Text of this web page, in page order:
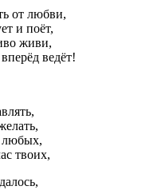
от любви,
и поёт,
живи,
ведёт!
любых,
твоих,